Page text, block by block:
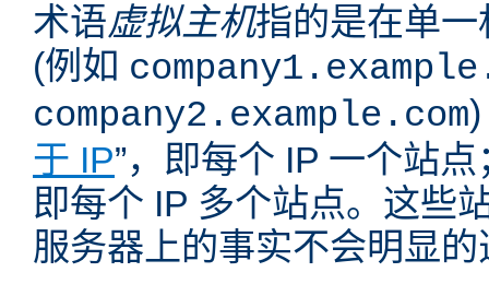
术语虚拟主机指的是在单
(例如
company2.example.com)
于 IP”，即每个 IP 一个站点
即每个 IP 多个站点。这些
服务器上的事实不会明显